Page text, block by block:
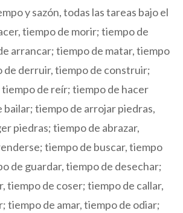
y sazón, todas las tareas bajo el
tiempo de morir; tiempo de
arrancar; tiempo de matar, tiempo
de derruir, tiempo de construir;
de reír; tiempo de hacer
bailar; tiempo de arrojar piedras,
piedras; tiempo de abrazar,
tiempo de buscar, tiempo
de guardar, tiempo de desechar;
tiempo de coser; tiempo de callar,
tiempo de amar, tiempo de odiar;